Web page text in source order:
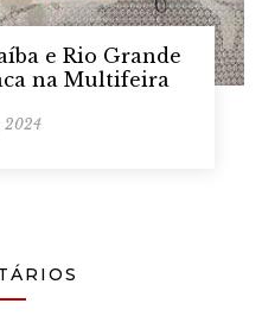
e Rio Grande
na Multifeira
2024